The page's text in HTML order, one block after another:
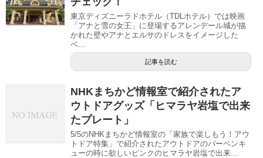
東京ディズニーラドホテル（TDLホテル）では映画
「アナと雪の女王」に登場するアレンデール城が描
かれた壁やアナとエルサのドレスをイメージした
ベ...
記事を読む
NHKまちかど情報室で紹介されたア
ウトドアグッズ「ヒマラヤ岩塩で出来
たプレート」
5/5のNHKまちかど情報室の「家族で楽しもう！アウ
トドア特集」で紹介されたアウトドアのバーベンキ
ューの時に欲しいピンクのヒマラヤ岩塩で出来...